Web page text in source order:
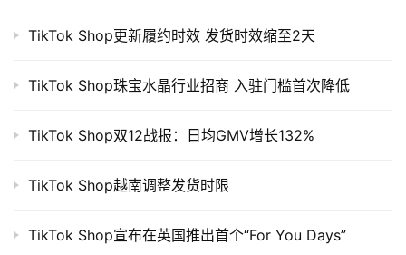
TikTok Shop更新履约时效 发货时效缩至2天
TikTok Shop珠宝水晶行业招商 入驻门槛首次降低
TikTok Shop双12战报：日均GMV增长132%
TikTok Shop越南调整发货时限
TikTok Shop宣布在英国推出首个“For You Days”